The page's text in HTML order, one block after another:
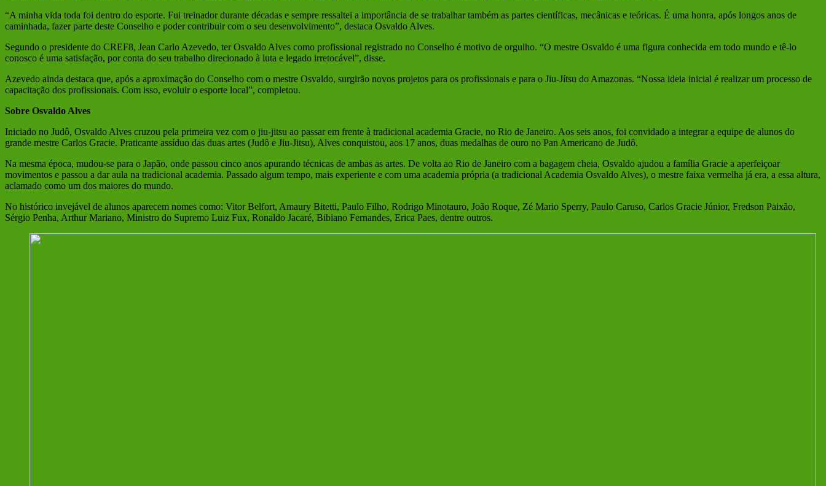
“A minha vida toda foi dentro do esporte. Fui treinador durante décadas e sempre ressaltei a importância de se trabalhar também as partes científicas, mecânicas e teóricas. É uma honra, após longos anos de
caminhada, fazer parte deste Conselho e poder contribuir com o seu desenvolvimento”, destaca Osvaldo Alves.
Segundo o presidente do CREF8, Jean Carlo Azevedo, ter Osvaldo Alves como profissional registrado no Conselho é motivo de orgulho. “O mestre Osvaldo é uma figura conhecida em todo mundo e tê-lo
conosco é uma satisfação, por conta do seu trabalho direcionado à luta e legado irretocável”, disse.
Azevedo ainda destaca que, após a aproximação do Conselho com o mestre Osvaldo, surgirão novos projetos para os profissionais e para o Jiu-Jítsu do Amazonas. “Nossa ideia inicial é realizar um processo de
capacitação dos profissionais. Com isso, evoluir o esporte local”, completou.
Sobre Osvaldo Alves
Iniciado no Judô, Osvaldo Alves cruzou pela primeira vez com o jiu-jitsu ao passar em frente à tradicional academia Gracie, no Rio de Janeiro. Aos seis anos, foi convidado a integrar a equipe de alunos do
grande mestre Carlos Gracie. Praticante assíduo das duas artes (Judô e Jiu-Jitsu), Alves conquistou, aos 17 anos, duas medalhas de ouro no Pan Americano de Judô.
Na mesma época, mudou-se para o Japão, onde passou cinco anos apurando técnicas de ambas as artes. De volta ao Rio de Janeiro com a bagagem cheia, Osvaldo ajudou a família Gracie a aperfeiçoar
movimentos e passou a dar aula na tradicional academia. Passado algum tempo, mais experiente e com uma academia própria (a tradicional Academia Osvaldo Alves), o mestre faixa vermelha já era, a essa altura,
aclamado como um dos maiores do mundo.
No histórico invejável de alunos aparecem nomes como: Vitor Belfort, Amaury Bitetti, Paulo Filho, Rodrigo Minotauro, João Roque, Zé Mario Sperry, Paulo Caruso, Carlos Gracie Júnior, Fredson Paixão,
Sérgio Penha, Arthur Mariano, Ministro do Supremo Luiz Fux, Ronaldo Jacaré, Bibiano Fernandes, Erica Paes, dentre outros.